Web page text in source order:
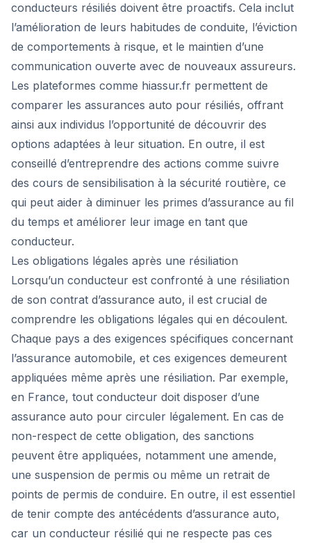
conducteurs résiliés doivent être proactifs. Cela inclut
l’amélioration de leurs habitudes de conduite, l’éviction
de comportements à risque, et le maintien d’une
communication ouverte avec de nouveaux assureurs.
Les plateformes comme hiassur.fr permettent de
comparer les assurances auto pour résiliés, offrant
ainsi aux individus l’opportunité de découvrir des
options adaptées à leur situation. En outre, il est
conseillé d’entreprendre des actions comme suivre
des cours de sensibilisation à la sécurité routière, ce
qui peut aider à diminuer les primes d’assurance au fil
du temps et améliorer leur image en tant que
conducteur.
Les obligations légales après une résiliation
Lorsqu’un conducteur est confronté à une résiliation
de son contrat d’assurance auto, il est crucial de
comprendre les obligations légales qui en découlent.
Chaque pays a des exigences spécifiques concernant
l’assurance automobile, et ces exigences demeurent
appliquées même après une résiliation. Par exemple,
en France, tout conducteur doit disposer d’une
assurance auto pour circuler légalement. En cas de
non-respect de cette obligation, des sanctions
peuvent être appliquées, notamment une amende,
une suspension de permis ou même un retrait de
points de permis de conduire. En outre, il est essentiel
de tenir compte des antécédents d’assurance auto,
car un conducteur résilié qui ne respecte pas ces